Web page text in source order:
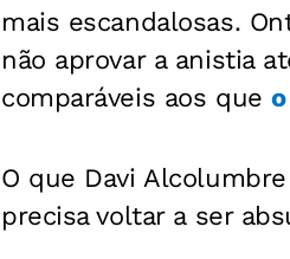
mais escandalosas.
não aprovar a anistia
comparáveis aos que
O que Davi
precisa voltar a ser